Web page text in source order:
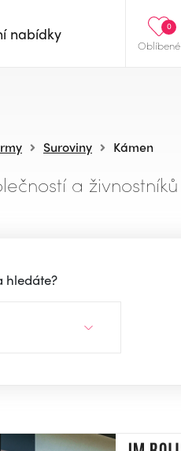
Oblíbené
0
nabídky
Suroviny Kámen
a živnostníků
hledáte?